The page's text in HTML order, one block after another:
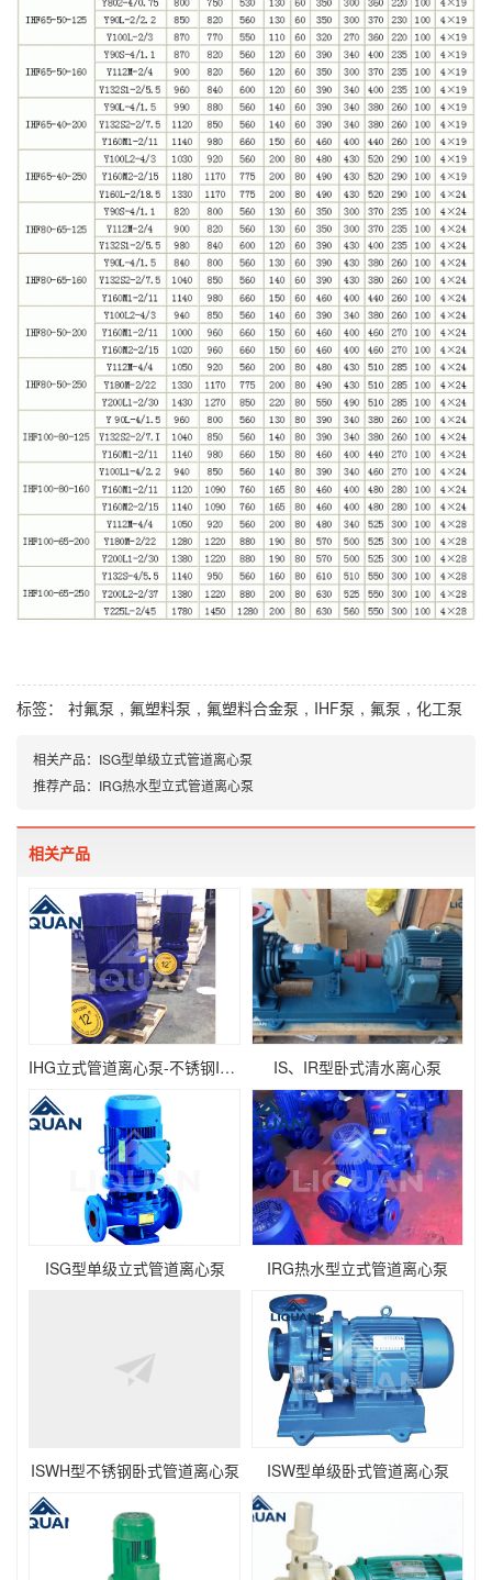
标签： 衬氟泵 , 氟塑料泵 , 氟塑料合金泵 , IHF泵 , 氟泵 , 化工泵
相关产品： ISG型单级立式管道离心泵
推荐产品： IRG热水型立式管道离心泵
相关产品
IHG立式管道离心泵-不锈钢IHGB IS、IR型卧式清水离心泵
ISG型单级立式管道离心泵 IRG热水型立式管道离心泵
ISWH型不锈钢卧式管道离心泵 ISW型单级卧式管道离心泵